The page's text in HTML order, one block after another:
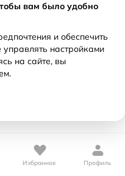
Избранное Профиль
вам было удобно
и обеспечить
настройками
на сайте, вы